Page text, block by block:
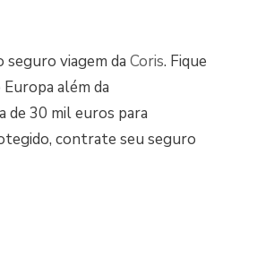
seguro viagem da Coris. Fique
além da
de 30 mil euros para
contrate seu seguro